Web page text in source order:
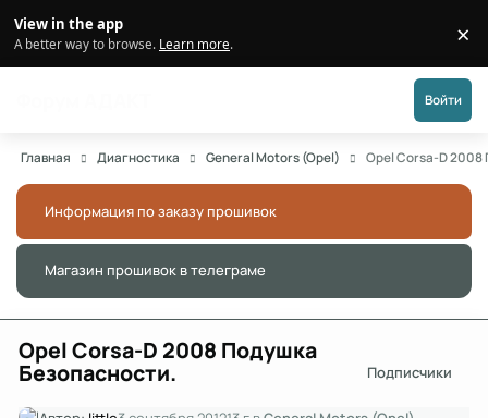
View in the app
A better way to browse. Learn more. ×
Войти
Главная Диагностика General Motors (Opel) Opel Corsa-D 2008
Информация по заказу прошивок
Магазин прошивок в телеграме
Opel Corsa-D 2008 Подушка
Безопасности. Подписчики